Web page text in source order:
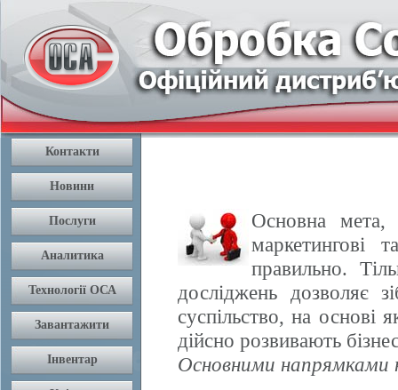
Основна мета,
маркетингові
правильно.
досліджень дозволяє
суспільство, на основі
дійсно розвивають
Основними напрямками